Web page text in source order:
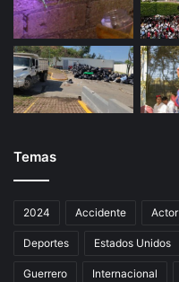
Temas
2024 Accidente Actor
Deportes Estados Unidos
Guerrero Internacional